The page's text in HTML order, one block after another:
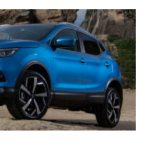
в ноябре просят на
000 рублей, пишут…